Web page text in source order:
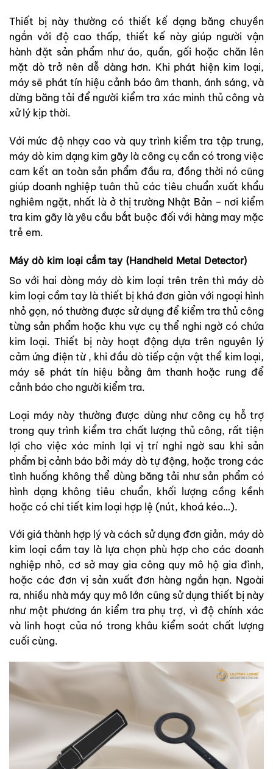
Thiết bị này thường có thiết kế dạng băng chuyền
ngắn với độ cao thấp, thiết kế này giúp người vận
hành đặt sản phẩm như áo, quần, gối hoặc chăn lên
mặt dò trở nên dễ dàng hơn. Khi phát hiện kim loại,
máy sẽ phát tín hiệu cảnh báo âm thanh, ánh sáng, và
dừng băng tải để người kiểm tra xác minh thủ công và
xử lý kịp thời.
Với mức độ nhạy cao và quy trình kiểm tra tập trung,
máy dò kim dạng kim gãy là công cụ cần có trong việc
cam kết an toàn sản phẩm đầu ra, đồng thời nó cũng
giúp doanh nghiệp tuân thủ các tiêu chuẩn xuất khẩu
nghiêm ngặt, nhất là ở thị trường Nhật Bản – nơi kiểm
tra kim gãy là yêu cầu bắt buộc đối với hàng may mặc
trẻ em.
Máy dò kim loại cầm tay (Handheld Metal Detector)
So với hai dòng máy dò kim loại trên trên thì máy dò
kim loại cầm tay là thiết bị khá đơn giản với ngoại hình
nhỏ gọn, nó thường được sử dụng để kiểm tra thủ công
từng sản phẩm hoặc khu vực cụ thể nghi ngờ có chứa
kim loại. Thiết bị này hoạt động dựa trên nguyên lý
cảm ứng điện từ , khi đầu dò tiếp cận vật thể kim loại,
máy sẽ phát tín hiệu bằng âm thanh hoặc rung để
cảnh báo cho người kiểm tra.
Loại máy này thường được dùng như công cụ hỗ trợ
trong quy trình kiểm tra chất lượng thủ công, rất tiện
lợi cho việc xác minh lại vị trí nghi ngờ sau khi sản
phẩm bị cảnh báo bởi máy dò tự động, hoặc trong các
tình huống không thể dùng băng tải như sản phẩm có
hình dạng không tiêu chuẩn, khối lượng cồng kềnh
hoặc có chi tiết kim loại hợp lệ (nút, khoá kéo…).
Với giá thành hợp lý và cách sử dụng đơn giản, máy dò
kim loại cầm tay là lựa chọn phù hợp cho các doanh
nghiệp nhỏ, cơ sở may gia công quy mô hộ gia đình,
hoặc các đơn vị sản xuất đơn hàng ngắn hạn. Ngoài
ra, nhiều nhà máy quy mô lớn cũng sử dụng thiết bị này
như một phương án kiểm tra phụ trợ, vì độ chính xác
và linh hoạt của nó trong khâu kiểm soát chất lượng
cuối cùng.